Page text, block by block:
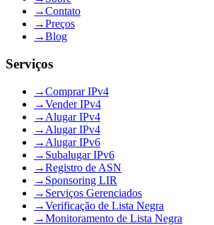
→Contato
→Preços
→Blog
Serviços
→Comprar IPv4
→Vender IPv4
→ Alugar IPv4
→ Alugar IPv4
→ Alugar IPv6
→ Subalugar IPv6
→Registro de ASN
→ Sponsoring LIR
→ Serviços Gerenciados
→Verificação de Lista Negra
→Monitoramento de Lista Negra